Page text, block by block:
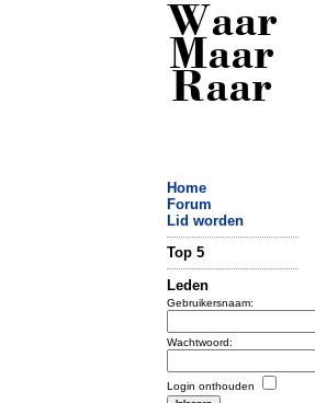
Waar
Maar
Raar
Home
Forum
Lid worden
Top 5
Leden
Gebruikersnaam:
Wachtwoord:
Login onthouden